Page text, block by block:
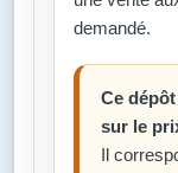
demandé.
Ce
sur le
Il